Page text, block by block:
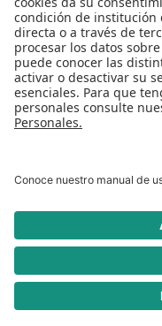
Mapa del Sitio
Multimedia
Noticias
Preguntas frecuentes
Reconocimiento como
Minjusticia.
© - Derechos Reservados